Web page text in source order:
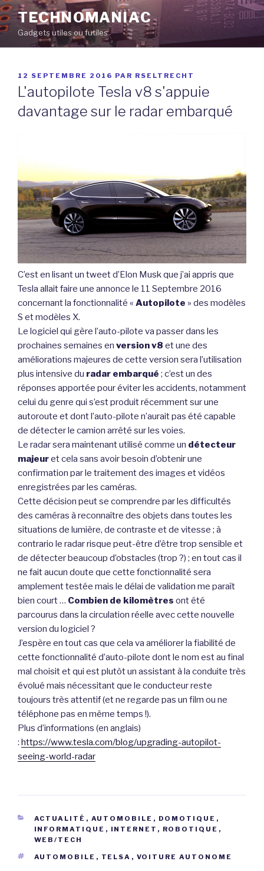
Aller
au
contenu
principal
TECHNOMANIAC
Gadgets utiles ou futiles
PUBLIÉ
LE
12 SEPTEMBRE 2016 PAR RSELTRECHT
L'autopilote Tesla v8 s'appuie
davantage sur le radar embarqué
C’est en lisant un tweet d’Elon Musk que j’ai appris que
Tesla allait faire une annonce le 11 Septembre 2016
concernant la fonctionnalité « Autopilote » des modèles
S et modèles X.
Le logiciel qui gère l’auto-pilote va passer dans les
prochaines semaines en version v8 et une des
améliorations majeures de cette version sera l’utilisation
plus intensive du radar embarqué ; c’est un des
réponses apportée pour éviter les accidents, notamment
celui du genre qui s’est produit récemment sur une
autoroute et dont l’auto-pilote n’aurait pas été capable
de détecter le camion arrêté sur les voies.
Le radar sera maintenant utilisé comme un détecteur
majeuret cela sans avoir besoin d’obtenir une
confirmation par le traitement des images et vidéos
enregistrées par les caméras.
Cette décision peut se comprendre par les difficultés
des caméras à reconnaître des objets dans toutes les
situations de lumière, de contraste et de vitesse ; à
contrario le radar risque peut-être d’être trop sensible et
de détecter beaucoup d’obstacles (trop ?) ; en tout cas il
ne fait aucun doute que cette fonctionnalité sera
amplement testée mais le délai de validation me paraît
bien court … Combien de kilomètres ont été
parcourus dans la circulation réelle avec cette nouvelle
version du logiciel ?
J’espère en tout cas que cela va améliorer la fiabilité de
cette fonctionnalité d’auto-pilote dont le nom est au final
mal choisit et qui est plutôt un assistant à la conduite très
évolué mais nécessitant que le conducteur reste
toujours très attentif (et ne regarde pas un film ou ne
téléphone pas en même temps !).
Plus d’informations (en anglais)
: https://www.tesla.com/blog/upgrading-autopilot-
seeing-world-radar
CATÉGORIES
ACTUALITÉ , AUTOMOBILE , DOMOTIQUE ,
INFORMATIQUE , INTERNET , ROBOTIQUE ,
WEB/TECH
ÉTIQUETTES
AUTOMOBILE , TELSA , VOITURE AUTONOME